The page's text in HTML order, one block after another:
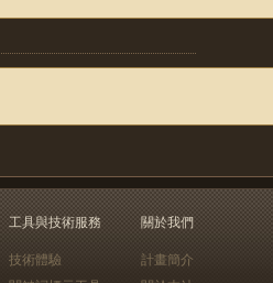
工具與技術服務
技術體驗
關於我們
計畫簡介